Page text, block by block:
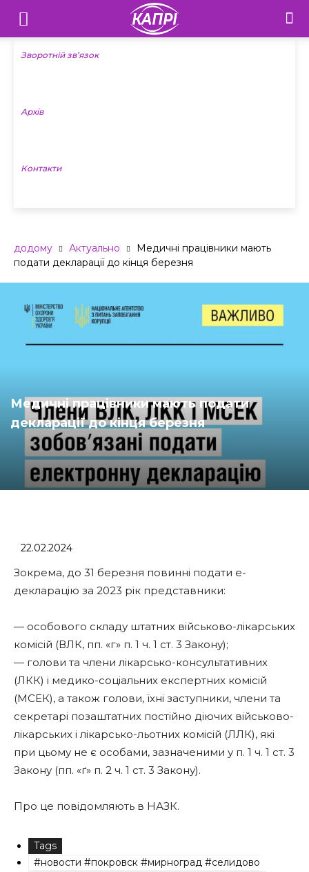
Телебачення
«Капрі»
Новини
Зворотній зв’язок
Архів
Контакти
додому Актуально
Медичні працівники мають
подати декларації до кінця березня
Медичні працівники мають подати
декларації до кінця березня
22.02.2024
Зокрема, до 31 березня повинні подати е-
декларацію за 2023 рік представники:
— особового складу штатних військово-лікарських
комісій (ВЛК, пп. «г» п. 1 ч. 1 ст. 3 Закону);
— голови та члени лікарсько-консультативних
(ЛКК) і медико-соціальних експертних комісій
(МСЕК), а також голови, їхні заступники, члени та
секретарі позаштатних постійно діючих військово-
лікарських і лікарсько-льотних комісій (ЛЛК), які
при цьому не є особами, зазначеними у п. 1 ч. 1 ст. 3
Закону (пп. «ґ» п. 2 ч. 1 ст. 3 Закону).
Про це повідомляють в НАЗК.
Tags
#новости #покровск #мирноград #селидово